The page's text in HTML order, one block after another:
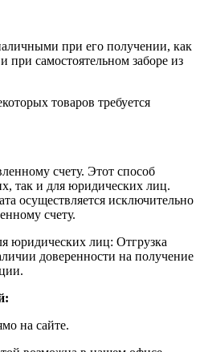
при его получении, как
при самостоятельном заборе из
товаров требуется
счету. Этот способ
так и для юридических лиц.
осуществляется исключительно
счету.
юридических лиц: Отгрузка
доверенности на получение
на сайте.